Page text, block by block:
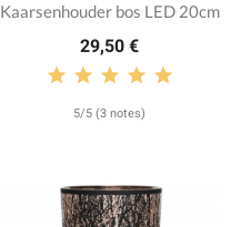
Kaarsenhouder bos LED 20cm
29,50 €
5/5 (3 notes)